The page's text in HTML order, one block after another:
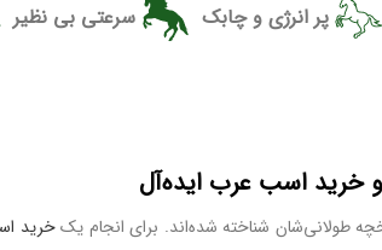
پر انرژی و چابک سرعتی بی نظیر
خرید اسب عرب ایده‌آل
طولانی‌شان شناخته شده‌اند. برای انجام یکخرید